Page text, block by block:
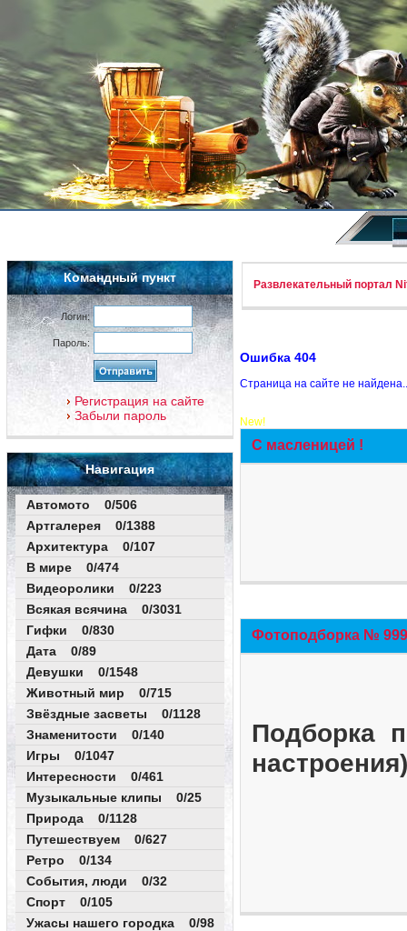
Командный пункт
Логин:
Пароль:
Регистрация на сайте
Забыли пароль
Навигация
Автомото 0/506
Артгалерея 0/1388
Архитектура 0/107
В мире 0/474
Видеоролики 0/223
Всякая всячина 0/3031
Гифки 0/830
Дата 0/89
Девушки 0/1548
Животный мир 0/715
Звёздные засветы 0/1128
Знаменитости 0/140
Игры 0/1047
Интересности 0/461
Музыкальные клипы 0/25
Природа 0/1128
Путешествуем 0/627
Ретро 0/134
События, люди 0/32
Спорт 0/105
Ужасы нашего городка 0/98
Развлекательный портал
Ошибка 404
Страница на сайте не
New!
С масленицей !
Фотоподборка №
Подборка